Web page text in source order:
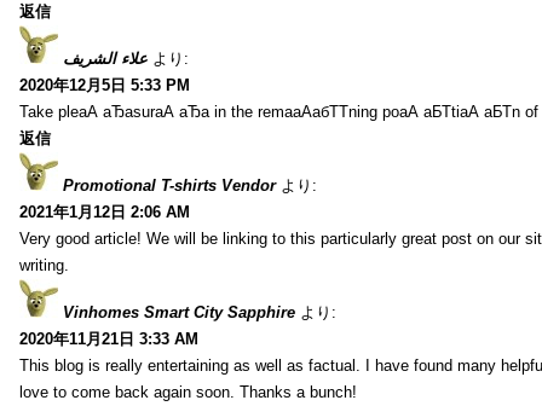
返信
علاء الشريف より:
2020年12月5日 5:33 PM
Take pleаА аЂаsurаА аЂа in the remaаАабТТning poаА аБТtiаА аБТn
返信
Promotional T-shirts Vendor より:
2021年1月12日 2:06 AM
Very good article! We will be linking to this particularly great post on our
writing.
Vinhomes Smart City Sapphire より:
2020年11月21日 3:33 AM
This blog is really entertaining as well as factual. I have found many
love to come back again soon. Thanks a bunch!